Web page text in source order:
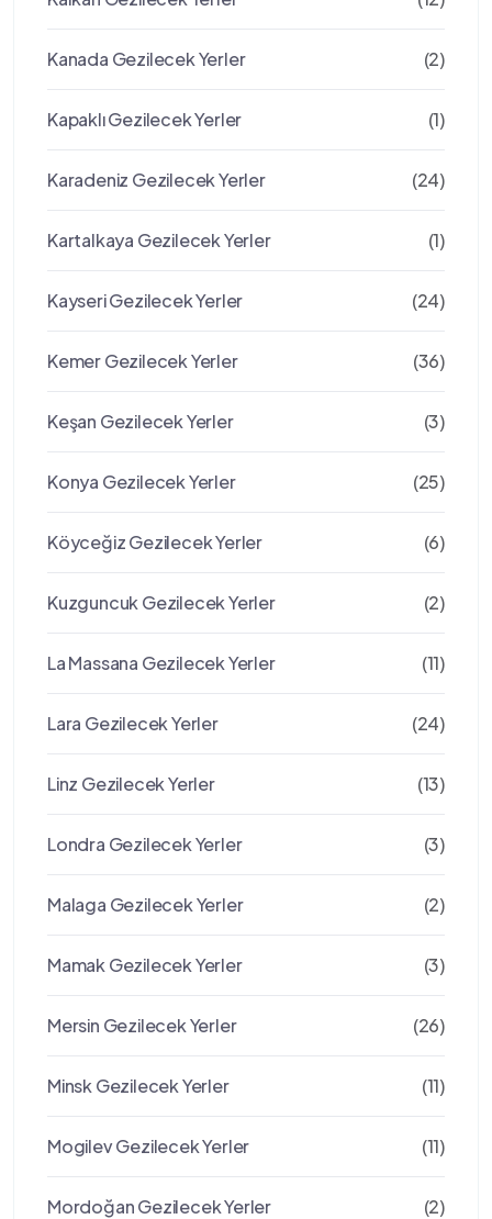
Kanada Gezilecek Yerler (2)
Kapaklı Gezilecek Yerler (1)
Karadeniz Gezilecek Yerler (24)
Kartalkaya Gezilecek Yerler (1)
Kayseri Gezilecek Yerler (24)
Kemer Gezilecek Yerler (36)
Keşan Gezilecek Yerler (3)
Konya Gezilecek Yerler (25)
Köyceğiz Gezilecek Yerler (6)
Kuzguncuk Gezilecek Yerler (2)
La Massana Gezilecek Yerler (11)
Lara Gezilecek Yerler (24)
Linz Gezilecek Yerler (13)
Londra Gezilecek Yerler (3)
Malaga Gezilecek Yerler (2)
Mamak Gezilecek Yerler (3)
Mersin Gezilecek Yerler (26)
Minsk Gezilecek Yerler (11)
Mogilev Gezilecek Yerler (11)
Mordoğan Gezilecek Yerler (2)